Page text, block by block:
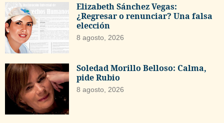
Elizabeth Sánchez Vegas:
¿Regresar o renunciar? Una falsa
elección
8 agosto, 2026
Soledad Morillo Belloso: Calma,
pide Rubio
8 agosto, 2026